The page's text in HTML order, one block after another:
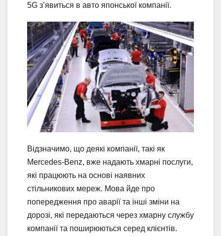
5G з’явиться в авто японської компанії.
Відзначимо, що деякі компанії, такі як
Mercedes-Benz, вже надають хмарні послуги,
які працюють на основі наявних
стільникових мереж. Мова йде про
попередження про аварії та інші зміни на
дорозі, які передаються через хмарну службу
компанії та поширюються серед клієнтів.